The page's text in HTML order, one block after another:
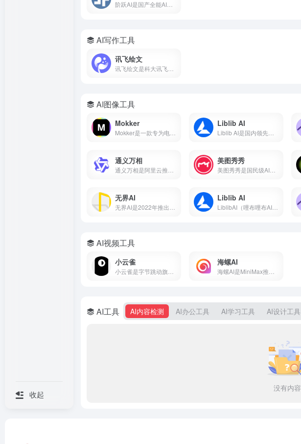
收起
AI写作工具
讯飞绘文
AI图像工具
Mokker Liblib AI
通义万相 美图秀秀
无界AI Liblib AI
AI视频工具
小云雀 海螺AI
AI工具 AI内容检测 AI办公工具 AI学习工具 AI设计工具
没有内容